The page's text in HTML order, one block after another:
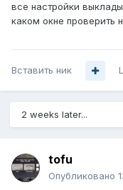
все настройки
каком окне проверить
Вставить ник
2 weeks later...
tofu
Опубликовано